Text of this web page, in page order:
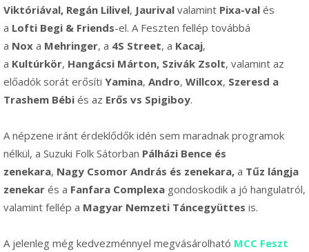
Viktóriával, Regán Lilivel, Jaurival valamint Pixa-val és
a Lofti Begi & Friends-el. A Feszten fellép továbbá
a Nox a Mehringer, a 4S Street, a Kacaj,
a Kultúrkör, Hangácsi Márton, Szivák Zsolt, valamint az
előadók sorát erősíti Yamina, Andro, Willcox, Szeresd a
Trashem Bébi és az Erős vs Spigiboy.
A népzene iránt érdeklődők idén sem maradnak programok
nélkül, a Suzuki Folk Sátorban Pálházi Bence és
zenekara, Nagy Csomor András és zenekara, a Tűz lángja
zenekar és a Fanfara Complexa gondoskodik a jó hangulatról,
valamint fellép a Magyar Nemzeti Táncegyüttes is.
A jelenleg még kedvezménnyel megvásárolható MCC Feszt